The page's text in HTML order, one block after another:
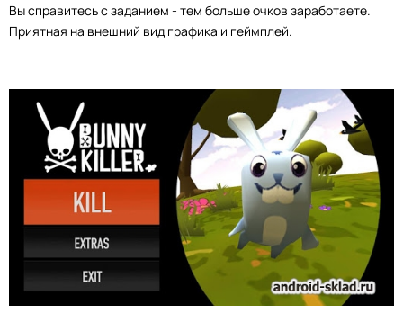
Вы справитесь с заданием - тем больше очков заработаете.
Приятная на внешний вид графика и геймплей.